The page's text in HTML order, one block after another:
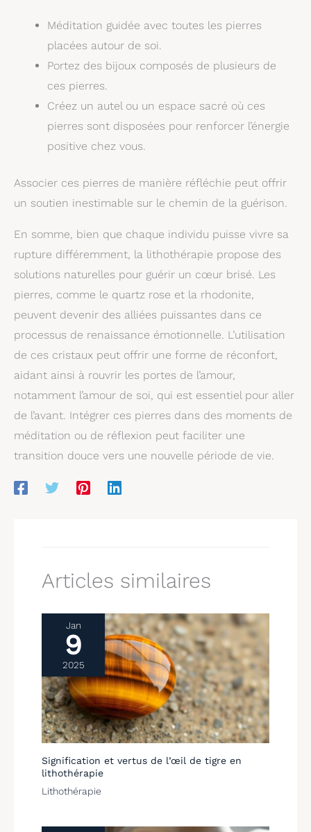
Méditation guidée avec toutes les pierres
placées autour de soi.
Portez des bijoux composés de plusieurs de
ces pierres.
Créez un autel ou un espace sacré où ces
pierres sont disposées pour renforcer l’énergie
positive chez vous.
Associer ces pierres de manière réfléchie peut offrir
un soutien inestimable sur le chemin de la guérison.
En somme, bien que chaque individu puisse vivre sa
rupture différemment, la lithothérapie propose des
solutions naturelles pour guérir un cœur brisé. Les
pierres, comme le quartz rose et la rhodonite,
peuvent devenir des alliées puissantes dans ce
processus de renaissance émotionnelle. L’utilisation
de ces cristaux peut offrir une forme de réconfort,
aidant ainsi à rouvrir les portes de l’amour,
notamment l’amour de soi, qui est essentiel pour aller
de l’avant. Intégrer ces pierres dans des moments de
méditation ou de réflexion peut faciliter une
transition douce vers une nouvelle période de vie.
Articles similaires
Jan
9
2025
Signification et vertus de l’œil de tigre en
lithothérapie
Lithothérapie